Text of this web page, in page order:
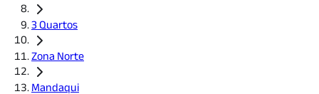
3 Quartos
Zona Norte
Mandaqui